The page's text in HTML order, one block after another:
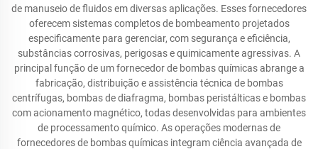
de manuseio de fluidos em diversas aplicações. Esses fornecedores
oferecem sistemas completos de bombeamento projetados
especificamente para gerenciar, com segurança e eficiência,
substâncias corrosivas, perigosas e quimicamente agressivas. A
principal função de um fornecedor de bombas químicas abrange a
fabricação, distribuição e assistência técnica de bombas
centrífugas, bombas de diafragma, bombas peristálticas e bombas
com acionamento magnético, todas desenvolvidas para ambientes
de processamento químico. As operações modernas de
fornecedores de bombas químicas integram ciência avançada de